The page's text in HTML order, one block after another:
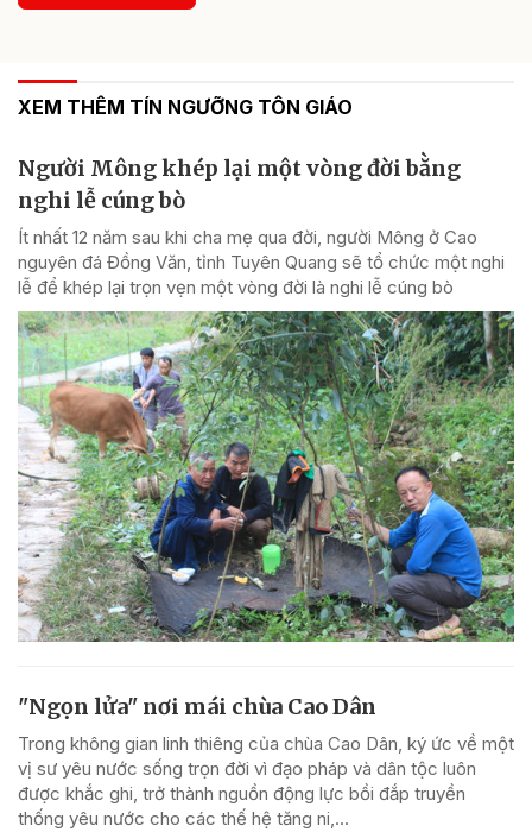
XEM THÊM TÍN NGƯỠNG TÔN GIÁO
Người Mông khép lại một vòng đời bằng
nghi lễ cúng bò
Ít nhất 12 năm sau khi cha mẹ qua đời, người Mông ở Cao
nguyên đá Đồng Văn, tỉnh Tuyên Quang sẽ tổ chức một nghi
lễ để khép lại trọn vẹn một vòng đời là nghi lễ cúng bò
"Ngọn lửa" nơi mái chùa Cao Dân
Trong không gian linh thiêng của chùa Cao Dân, ký ức về một
vị sư yêu nước sống trọn đời vì đạo pháp và dân tộc luôn
được khắc ghi, trở thành nguồn động lực bồi đắp truyền
thống yêu nước cho các thế hệ tăng ni,...